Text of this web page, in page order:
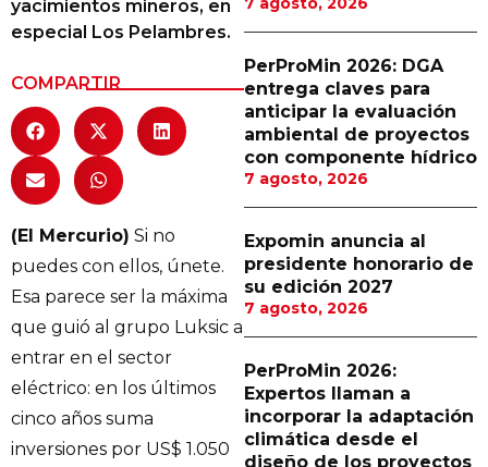
Calendario de Eventos
Revistas Digital
Siguenos
yacimientos mineros, en
especial Los Pelambres.
COMPARTIR
(El Mercurio) Si no
puedes con ellos, únete.
Esa parece ser la máxima
que guió al grupo Luksic a
entrar en el sector
eléctrico: en los últimos
cinco años suma
inversiones por US$ 1.050
PerProMin 2026: DGA
entrega claves para
anticipar la evaluación
ambiental de proyectos
con componente hídrico
7 agosto, 2026
Expomin anuncia al
presidente honorario de
su edición 2027
7 agosto, 2026
PerProMin 2026:
Expertos llaman a
incorporar la adaptación
climática desde el
diseño de los proyectos